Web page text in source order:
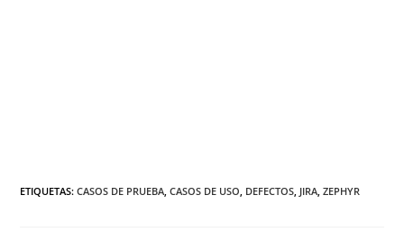
ETIQUETAS:CASOS DE PRUEBA, CASOS DE USO, DEFECTOS, JIRA, ZEPHYR